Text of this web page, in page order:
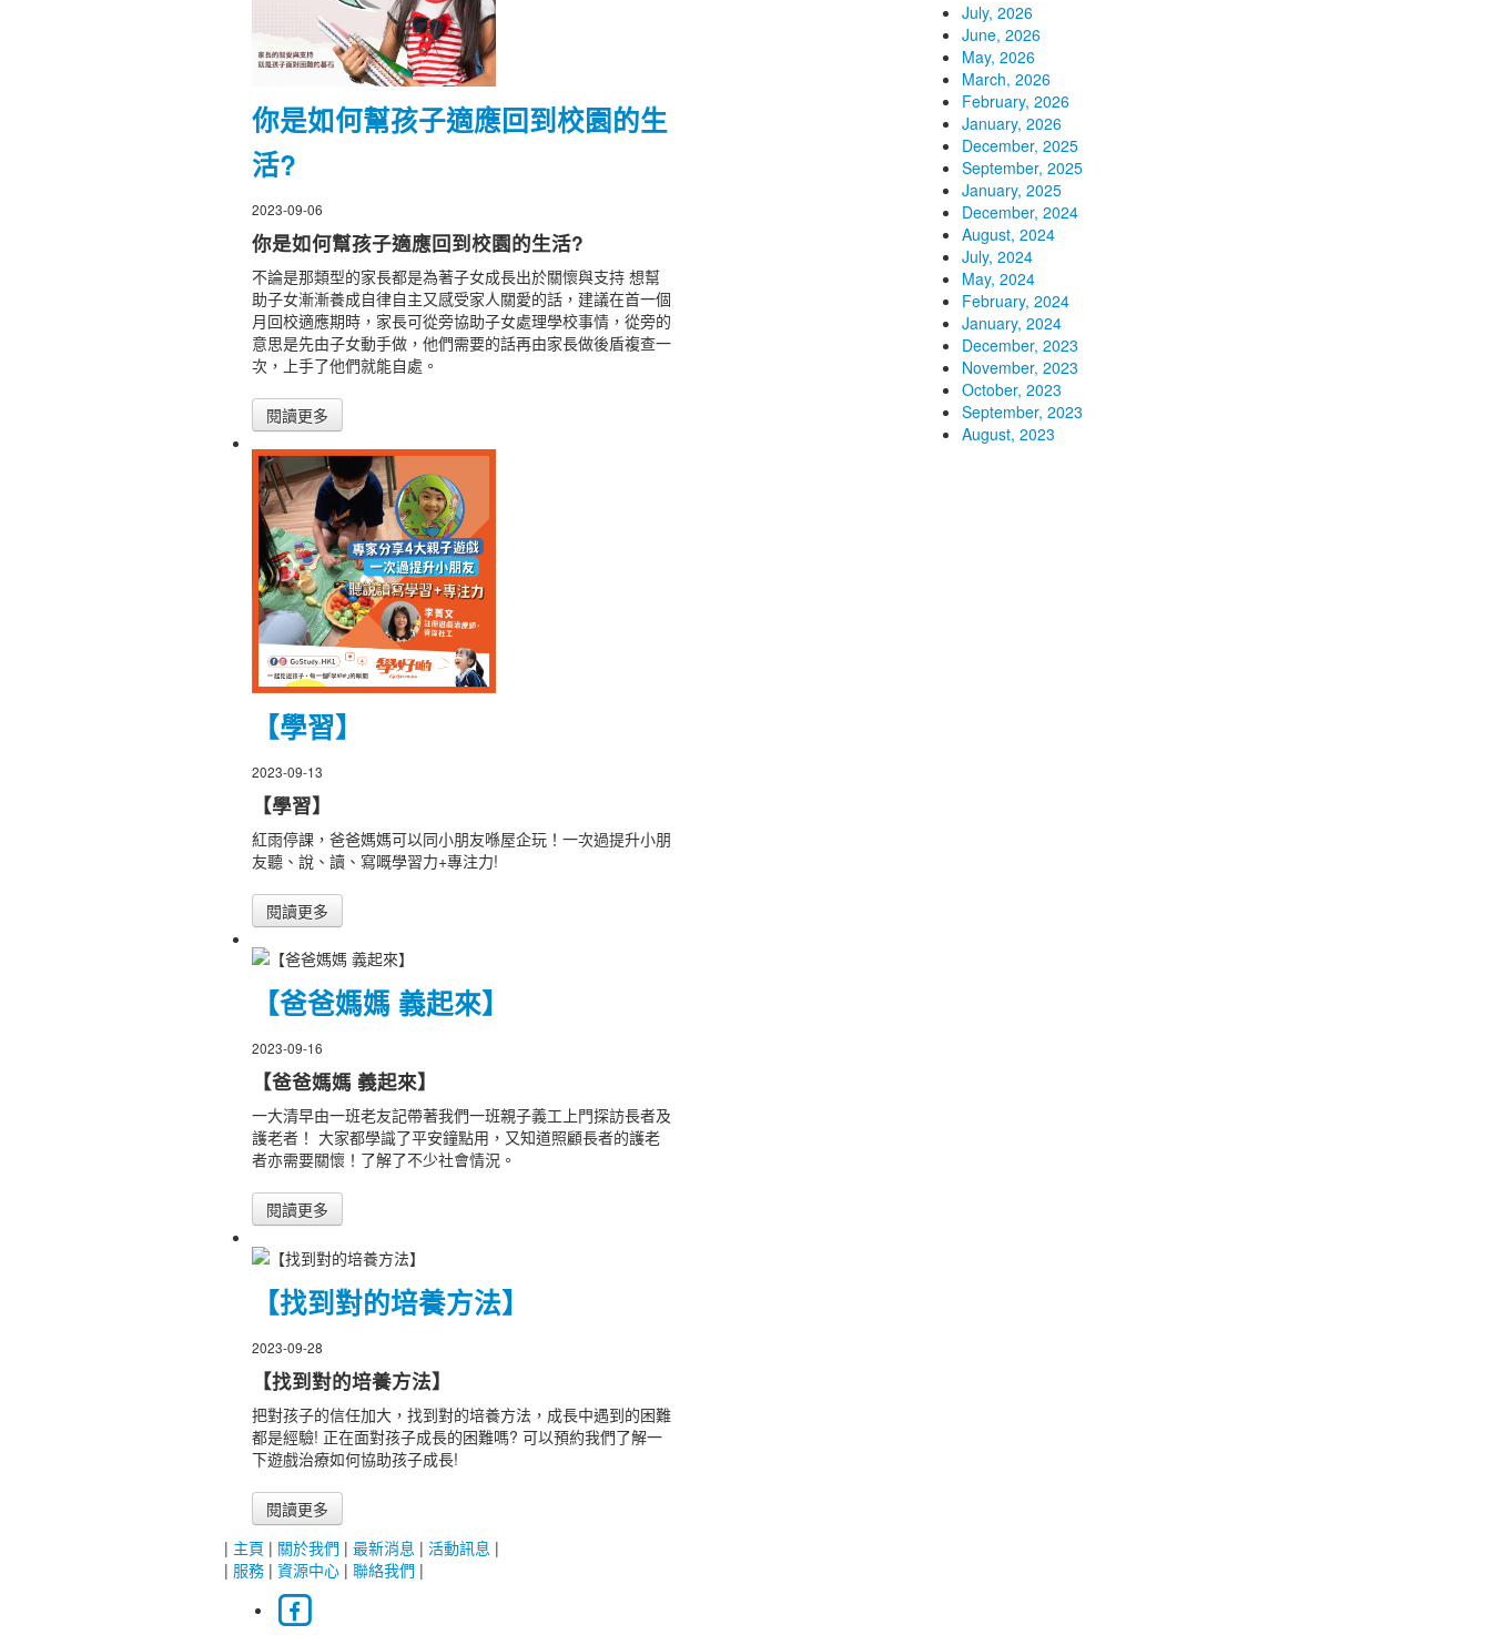
你是如何幫孩子適應回到校園的生
活?
2023-09-06
你是如何幫孩子適應回到校園的生活?
不論是那類型的家長都是為著子女成長出於關懷與支持 想幫
助子女漸漸養成自律自主又感受家人關愛的話，建議在首一個
月回校適應期時，家長可從旁協助子女處理學校事情，從旁的
意思是先由子女動手做，他們需要的話再由家長做後盾複查一
次，上手了他們就能自處。
閱讀更多
【學習】
2023-09-13
【學習】
紅雨停課，爸爸媽媽可以同小朋友喺屋企玩！一次過提升小朋
友聽、說、讀、寫嘅學習力+專注力!
閱讀更多
【爸爸媽媽 義起來】
2023-09-16
【爸爸媽媽 義起來】
一大清早由一班老友記帶著我們一班親子義工上門探訪長者及
護老者！ 大家都學識了平安鐘點用，又知道照顧長者的護老
者亦需要關懷！了解了不少社會情況。
閱讀更多
【找到對的培養方法】
2023-09-28
【找到對的培養方法】
把對孩子的信任加大，找到對的培養方法，成長中遇到的困難
都是經驗! 正在面對孩子成長的困難嗎? 可以預約我們了解一
下遊戲治療如何協助孩子成長!
閱讀更多
July, 2026
June, 2026
May, 2026
March, 2026
February, 2026
January, 2026
December, 2025
September, 2025
January, 2025
December, 2024
August, 2024
July, 2024
May, 2024
February, 2024
January, 2024
December, 2023
November, 2023
October, 2023
September, 2023
August, 2023
| 主頁 | 關於我們 | 最新消息 | 活動訊息 |
| 服務 | 資源中心 | 聯絡我們 |